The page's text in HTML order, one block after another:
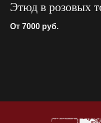
Этюд в розовых
От 7000 руб.